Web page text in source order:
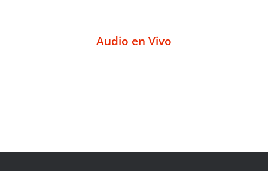
Audio en Vivo